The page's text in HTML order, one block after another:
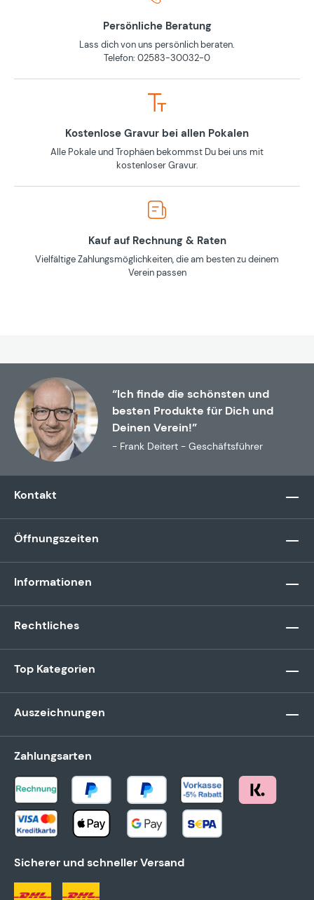
Persönliche Beratung
Lass dich von uns persönlich beraten.
Telefon: 02583-30032-0
Kostenlose Gravur bei allen Pokalen
Alle Pokale und Trophäen bekommst Du bei uns mit
kostenloser Gravur.
Kauf auf Rechnung & Raten
Vielfältige Zahlungsmöglichkeiten, die am besten zu deinem
Verein passen
“Ich finde die schönsten und
besten Produkte für Dich und
Deinen Verein!”
- Frank Deitert - Geschäftsführer
Kontakt
Öffnungszeiten
Informationen
Rechtliches
Top Kategorien
Auszeichnungen
Zahlungsarten
Sicherer und schneller Versand